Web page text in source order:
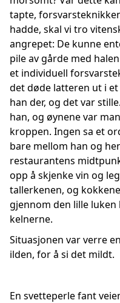
tapte,
hadde, skal vi tro
angrepet: De kunne
pile av gårde med
et individuell
det døde latteren ut i
han der, og det var
han, og øynene var
kroppen. Ingen sa et
bare mellom han og
restaurantens
opp å skjenke vin og
tallerkenen, og
gjennom den lille
kelnerne.
Situasjonen var verre
ilden, for å si det mildt.
En svetteperle fant